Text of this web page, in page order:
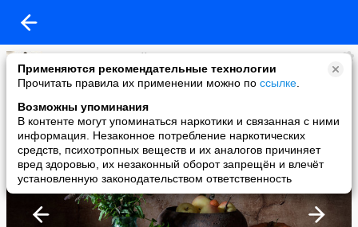
Применяются рекомендательные технологии
Прочитать правила их применении можно по ссылке
Возможны упоминания
В контенте могут упоминаться наркотики и связанная с ними
информация. Незаконное потребление наркотических
средств, психотропных веществ и их аналогов причиняет
вред здоровью, их незаконный оборот запрещён и влечёт
установленную законодательством ответственность
Просто счастливый
added a photo
29 Jan в 20:06